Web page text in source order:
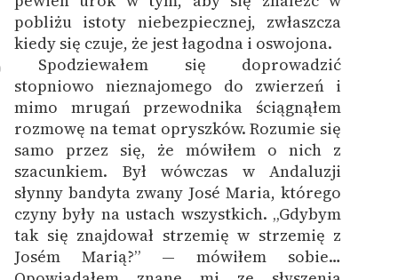
pobliżu istoty niebezpiecznej, zwłaszcza
kiedy się czuje, że jest łagodna i oswojona.
Spodziewałem się doprowadzić
stopniowo nieznajomego do zwierzeń i
mimo mrugań przewodnika ściągnąłem
rozmowę na temat opryszków. Rozumie się
samo przez się, że mówiłem o nich z
szacunkiem. Był wówczas w Andaluzji
słynny bandyta zwany José Maria, którego
czyny były na ustach wszystkich. „Gdybym
tak się znajdował strzemię w strzemię z
Josém Marią?” — mówiłem sobie…